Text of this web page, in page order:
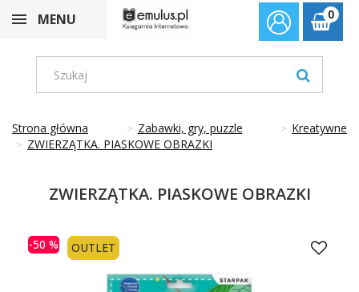
0
MENU
Strona główna Zabawki, gry, puzzle
Kreatywne
ZWIERZĄTKA. PIASKOWE OBRAZKI
ZWIERZĄTKA. PIASKOWE OBRAZKI
-50 % OUTLET